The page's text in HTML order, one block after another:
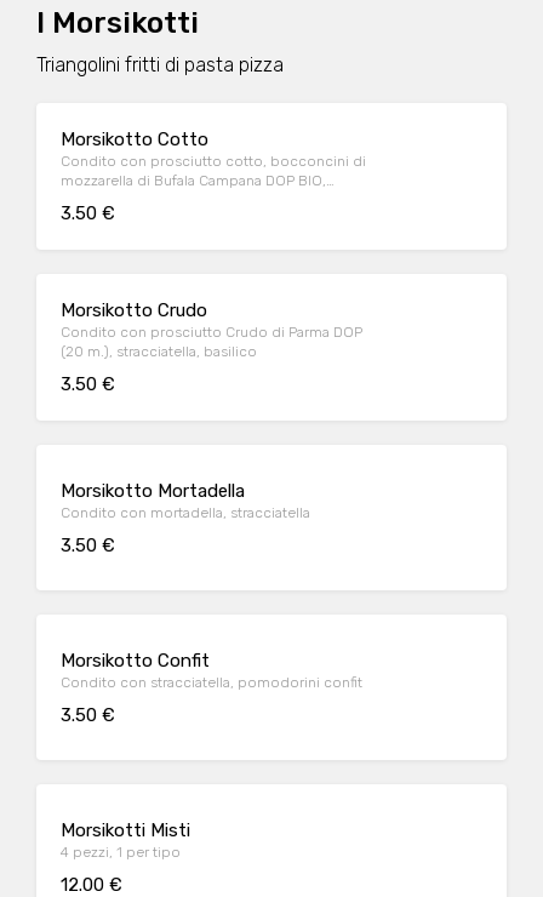
I Morsikotti
Triangolini fritti di pasta pizza
Morsikotto Cotto
Condito con prosciutto cotto, bocconcini di
mozzarella di Bufala Campana DOP BIO,
3.50 €
Morsikotto Crudo
Condito con prosciutto Crudo di Parma DOP
(20 m.), stracciatella, basilico
3.50 €
Morsikotto Mortadella
Condito con mortadella, stracciatella
3.50 €
Morsikotto Confit
Condito con stracciatella, pomodorini confit
3.50 €
Morsikotti Misti
4 pezzi, 1 per tipo
12.00 €